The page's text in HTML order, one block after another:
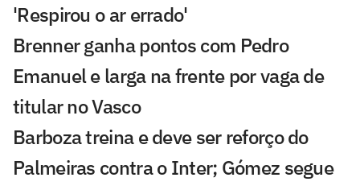
'Respirou o ar errado'
Brenner ganha pontos com Pedro
Emanuel e larga na frente por vaga de
titular no Vasco
Barboza treina e deve ser reforço do
Palmeiras contra o Inter; Gómez segue